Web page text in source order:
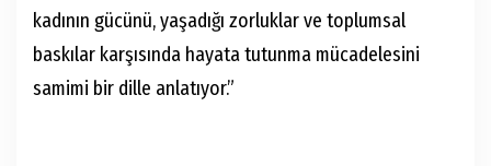
kadının gücünü, yaşadığı zorluklar ve toplumsal
baskılar karşısında hayata tutunma mücadelesini
samimi bir dille anlatıyor.”